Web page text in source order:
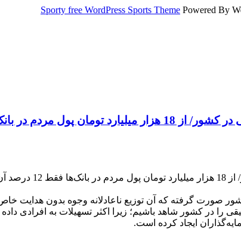
توزیع ناعادلانه وجوه بدون هدایت خاص و صحت سنجی در کشور/ از 18 هزار میلیارد تومان
توزیع ناعادلانه وجوه بدون هدایت خاص و صحت سنجی
صورت گرفته که آن توزیع ناعادلانه وجوه بدون هدایت
در کشور شاهد باشیم؛ زیرا اکثر تسهیلات به افرادی
ایجاد کرده است.
Sporty free WordPress Sports Theme Powered By